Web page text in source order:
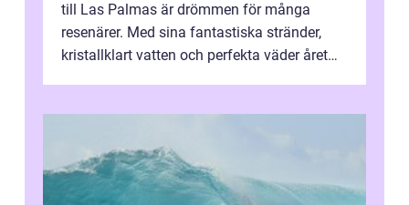
till Las Palmas är drömmen för många
resenärer. Med sina fantastiska stränder,
kristallklart vatten och perfekta väder året